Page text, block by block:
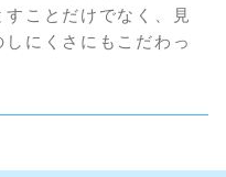
ことだけでなく、見
にくさにもこだわっ